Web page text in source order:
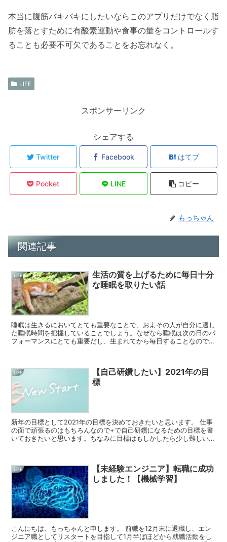
本当に腹筋バキバキにしたいならこのアプリだけでなく脂
肪を落とすために有酸素運動や食事の量をコントロールす
ることも必要不可欠であることをお忘れなく。
LIFE
スポンサーリンク
シェアする
Twitter Facebook はてブ
Pocket LINE コピー
もっちゃん
関連記事
LIFE
生活の質を上げるために毎日十分
な睡眠を取りたい話
睡眠は生きるにおいてとても重要なことで、およその人が自分に適し
た睡眠時間を把握していることでしょう。なぜなら睡眠は次の日のパ
フォーマンスにとても重要だし、生まれてから毎日することなので、
LIFE
【自己研鑽したい】2021年の目
標
新年の目標として2021年の目標を決めておきたいと思います。 仕事
の面で頑張るのはもちろんなので+で自己研鑽になるための目標を書
いておきたいと思います。ちなみに目標はもしかしたら少し難しいか
LIFE
【未経験エンジニア】転職に成功
しました！【機械学習】
こんにちは、もっちゃんと申します。 前職を12月末に退職し、エン
ジニア職としてリスタートを目指して1月半ばほどから就職活動をし